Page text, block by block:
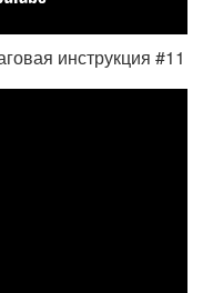
инструкция #11